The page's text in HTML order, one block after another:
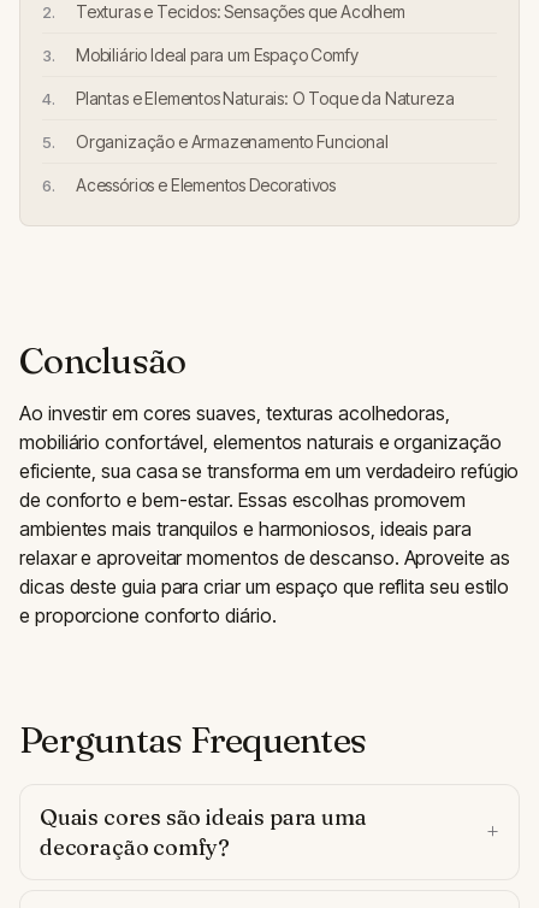
Texturas e Tecidos: Sensações que Acolhem
Mobiliário Ideal para um Espaço Comfy
Plantas e Elementos Naturais: O Toque da Natureza
Organização e Armazenamento Funcional
Acessórios e Elementos Decorativos
Conclusão
Ao investir em cores suaves, texturas acolhedoras,
mobiliário confortável, elementos naturais e organização
eficiente, sua casa se transforma em um verdadeiro refúgio
de conforto e bem-estar. Essas escolhas promovem
ambientes mais tranquilos e harmoniosos, ideais para
relaxar e aproveitar momentos de descanso. Aproveite as
dicas deste guia para criar um espaço que reflita seu estilo
e proporcione conforto diário.
Perguntas Frequentes
Quais cores são ideais para uma
decoração comfy?